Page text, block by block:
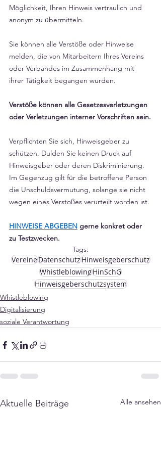
Möglichkeit, Ihren Hinweis vertraulich und
anonym zu übermitteln.
Sie können alle Verstöße oder Hinweise
melden, die von Mitarbeitern Ihres Vereins
oder Verbandes im Zusammenhang mit
ihrer Tätigkeit begangen wurden.
Verstöße können alle Gesetzesverletzungen
oder Verletzungen interner Vorschriften sein.
Verpflichten Sie sich, Hinweisgeber zu
schützen. Dulden Sie keinen Druck auf
Hinweisgeber oder deren Diskriminierung.
Im Gegenzug gilt für die betroffene Person
die Unschuldsvermutung, solange sie nicht
wegen eines Verstoßes verurteilt worden ist.
HINWEISE ABGEBEN gerne konkret oder
zu Testzwecken.
Tags:
VereineDatenschutzHinweisgeberschutz
WhistleblowingHinSchG
Hinweisgeberschutzsystem
Whistleblowing
Digitalisierung
soziale Verantwortung
Aktuelle Beiträge Alle ansehen